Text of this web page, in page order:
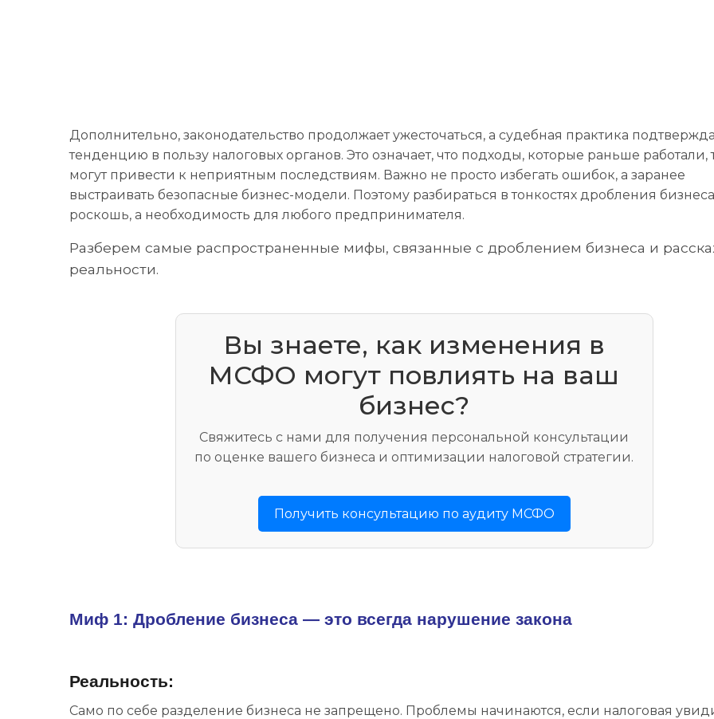
Дополнительно, законодательство продолжает ужесточаться, а судебная практика
тенденцию в пользу налоговых органов. Это означает, что подходы, которые раньше работали,
могут привести к неприятным последствиям. Важно не просто избегать ошибок, а заранее
выстраивать безопасные бизнес-модели. Поэтому разбираться в тонкостях дробления
роскошь, а необходимость для любого предпринимателя.
Разберем самые распространенные мифы, связанные с дроблением бизнеса и
реальности.
Вы знаете, как изменения в
МСФО могут повлиять на ваш
бизнес?
Свяжитесь с нами для получения персональной консультации
по оценке вашего бизнеса и оптимизации налоговой стратегии.
Получить консультацию по аудиту МСФО
Миф 1: Дробление бизнеса — это всегда нарушение закона
Реальность:
Само по себе разделение бизнеса не запрещено. Проблемы начинаются, если налоговая